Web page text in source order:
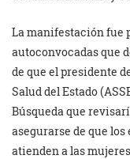
La manifestación fue
autoconvocadas que
de que el presidente
Salud del Estado
Búsqueda que
asegurarse de que
atienden a las